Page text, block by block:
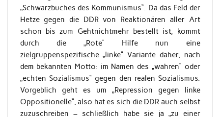
„Schwarzbuches des Kommunismus“. Da das Feld der
Hetze gegen die DDR von Reaktionären aller Art
schon bis zum Gehtnichtmehr bestellt ist, kommt
durch die „Rote“ Hilfe nun eine
zielgruppenspezifische „linke“ Variante daher, nach
dem bekannten Motto: im Namen des „wahren“ oder
„echten Sozialismus“ gegen den realen Sozialismus.
Vorgeblich geht es um „Repression gegen linke
Oppositionelle“, also hat es sich die DDR auch selbst
zuzuschreiben – schließlich habe sie ja „zu einer